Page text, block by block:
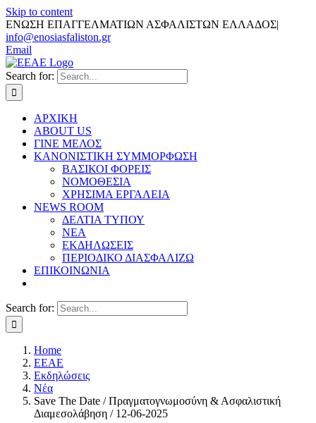
Skip to content
ΕΝΩΣΗ ΕΠΑΓΓΕΛΜΑΤΙΩΝ ΑΣΦΑΛΙΣΤΩΝ ΕΛΛΑΔΟΣ|
info@enosiasfaliston.gr
Email
Search for:
ΑΡΧΙΚΗ
ABOUT US
ΓΙΝΕ ΜΕΛΟΣ
ΚΑΝΟΝΙΣΤΙΚΗ ΣΥΜΜΟΡΦΩΣΗ
ΒΑΣΙΚΟΙ ΦΟΡΕΙΣ
ΝΟΜΟΘΕΣΙΑ
ΧΡΗΣΙΜΑ ΕΡΓΑΛΕΙΑ
NEWS ROOM
ΔΕΛΤΙΑ ΤΥΠΟΥ
ΝΕΑ
ΕΚΔΗΛΩΣΕΙΣ
ΠΕΡΙΟΔΙΚΟ ΔΙΑΣΦΑΛΙΖΩ
ΕΠΙΚΟΙΝΩΝΙΑ
Search for:
Home
ΕΕΑΕ
Εκδηλώσεις
Νέα
Save The Date / Πραγματογνωμοσύνη & Ασφαλιστική
Διαμεσολάβηση / 12-06-2025